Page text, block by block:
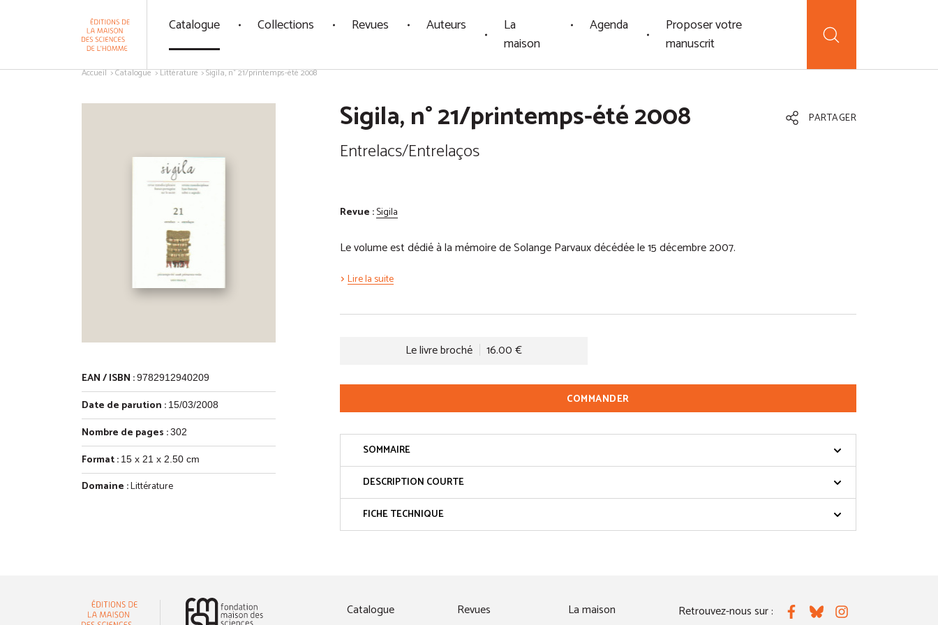
Catalogue Collections Revues Auteurs
La
maison
Agenda
Proposer votre
manuscrit
Accueil Catalogue Littérature Sigila, n° 21/printemps-été 2008
EAN / ISBN :9782912940209
Date de parution : 15/03/2008
Nombre de pages :302
Format : 15 x 21 x 2.50 cm
Domaine :Littérature
Sigila, n° 21/printemps-été 2008
Entrelacs/Entrelaços
PARTAGER
Revue :Sigila
Le volume est dédié à la mémoire de Solange Parvaux décédée le 15 décembre 2007.
Lire la suite
Le livre broché 16.00 €
COMMANDER
SOMMAIRE
DESCRIPTION COURTE
FICHE TECHNIQUE
Catalogue Revues La maison Retrouvez-nous sur : FacebookBlueskyInstagram